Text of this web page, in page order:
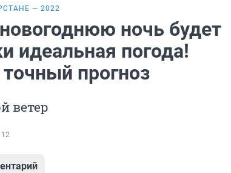
— 2022
ночь будет
идеальная погода!
прогноз
ветер